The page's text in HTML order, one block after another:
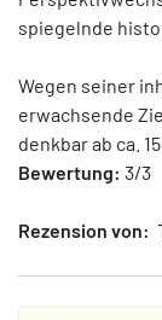
spiegelnde
Wegen seiner
erwachsende
denkbar ab ca.
Bewertung: 3/3
Rezension von: